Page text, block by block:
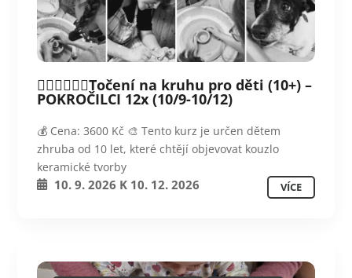
💁‍♀️💁‍♀️💁‍♀️Točení na kruhu pro děti (10+) –
POKROČILCI 12x (10/9-10/12)
💰 Cena: 3600 Kč 🎨 Tento kurz je určen dětem
zhruba od 10 let, které chtějí objevovat kouzlo
keramické tvorby
10. 9. 2026 K 10. 12. 2026 VÍCE